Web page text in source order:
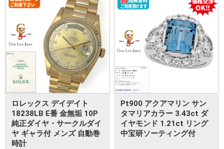
ロレックス デイデイト
18238LB E番 金無垢 10P
純正ダイヤ・サークルダイ
ヤ ギャラ付 メンズ 自動巻
時計
Pt900 アクアマリン サン
タマリアカラー 3.43ct ダ
イヤモンド 1.21ct リング
中宝研ソーティング付